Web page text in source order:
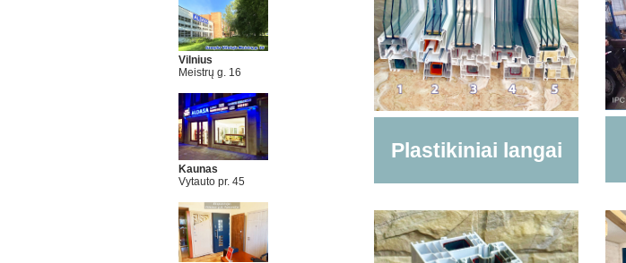
Vilnius
Meistrų g. 16
Kaunas
Vytauto pr. 45
Plastikiniai langai